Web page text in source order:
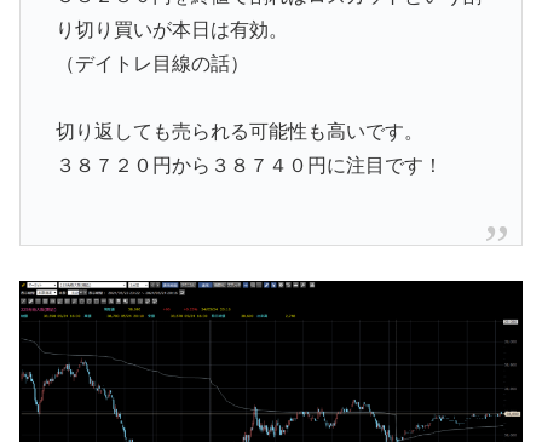
り切り買いが本日は有効。
（デイトレ目線の話）
切り返しても売られる可能性も高いです。
３８７２０円から３８７４０円に注目です！